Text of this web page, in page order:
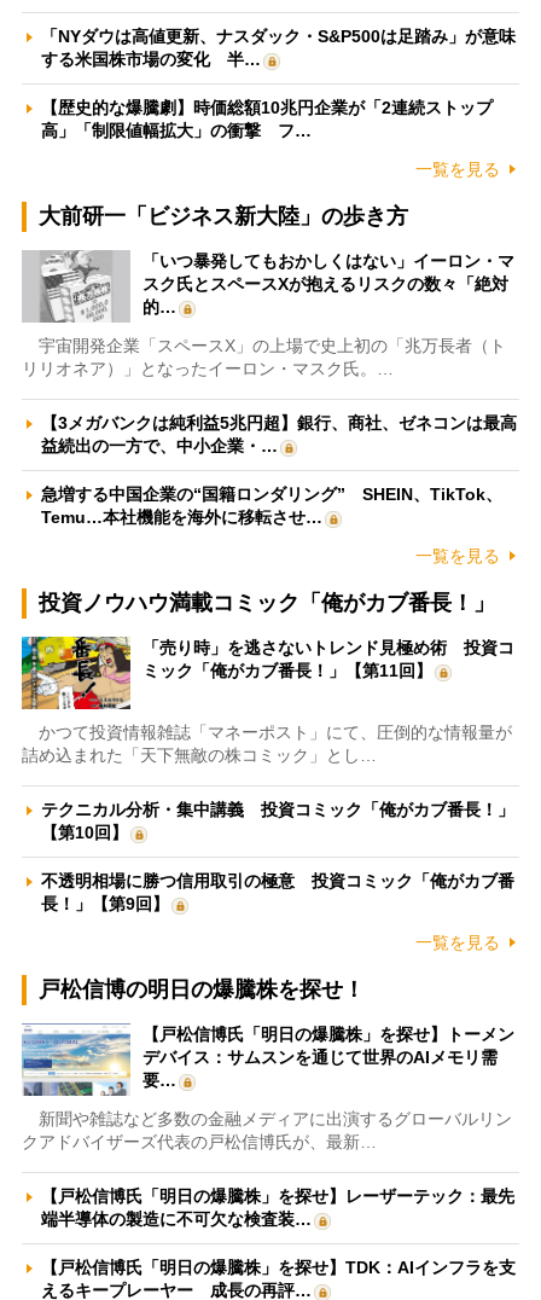
「NYダウは高値更新、ナスダック・S&P500は足踏み」が意味
する米国株市場の変化 半…
【歴史的な爆騰劇】時価総額10兆円企業が「2連続ストップ
高」「制限値幅拡大」の衝撃 フ…
一覧を見る
大前研一「ビジネス新大陸」の歩き方
「いつ暴発してもおかしくはない」イーロン・マ
スク氏とスペースXが抱えるリスクの数々「絶対
的…
宇宙開発企業「スペースX」の上場で史上初の「兆万長者（ト
リリオネア）」となったイーロン・マスク氏。…
【3メガバンクは純利益5兆円超】銀行、商社、ゼネコンは最高
益続出の一方で、中小企業・…
急増する中国企業の“国籍ロンダリング” SHEIN、TikTok、
Temu…本社機能を海外に移転させ…
一覧を見る
投資ノウハウ満載コミック「俺がカブ番長！」
「売り時」を逃さないトレンド見極め術 投資コ
ミック「俺がカブ番長！」【第11回】
かつて投資情報雑誌「マネーポスト」にて、圧倒的な情報量が
詰め込まれた「天下無敵の株コミック」とし…
テクニカル分析・集中講義 投資コミック「俺がカブ番長！」
【第10回】
不透明相場に勝つ信用取引の極意 投資コミック「俺がカブ番
長！」【第9回】
一覧を見る
戸松信博の明日の爆騰株を探せ！
【戸松信博氏「明日の爆騰株」を探せ】トーメン
デバイス：サムスンを通じて世界のAIメモリ需
要…
新聞や雑誌など多数の金融メディアに出演するグローバルリン
クアドバイザーズ代表の戸松信博氏が、最新…
【戸松信博氏「明日の爆騰株」を探せ】レーザーテック：最先
端半導体の製造に不可欠な検査装…
【戸松信博氏「明日の爆騰株」を探せ】TDK：AIインフラを支
えるキープレーヤー 成長の再評…